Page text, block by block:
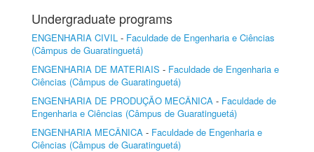
Undergraduate programs
ENGENHARIA CIVIL - Faculdade de Engenharia e Ciências
(Câmpus de Guaratinguetá)
ENGENHARIA DE MATERIAIS - Faculdade de Engenharia e
Ciências (Câmpus de Guaratinguetá)
ENGENHARIA DE PRODUÇÃO MECÂNICA - Faculdade de
Engenharia e Ciências (Câmpus de Guaratinguetá)
ENGENHARIA MECÂNICA - Faculdade de Engenharia e
Ciências (Câmpus de Guaratinguetá)